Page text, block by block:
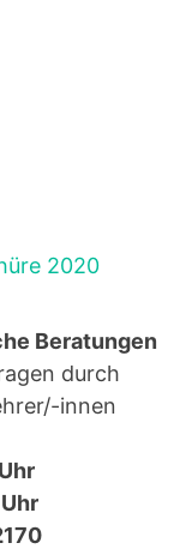
2020
Beratungen
durch
innen